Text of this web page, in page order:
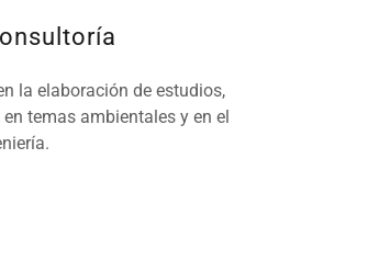
la elaboración de estudios,
temas ambientales y en el